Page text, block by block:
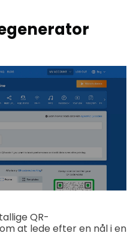
QR-
at lede efter en nål i en